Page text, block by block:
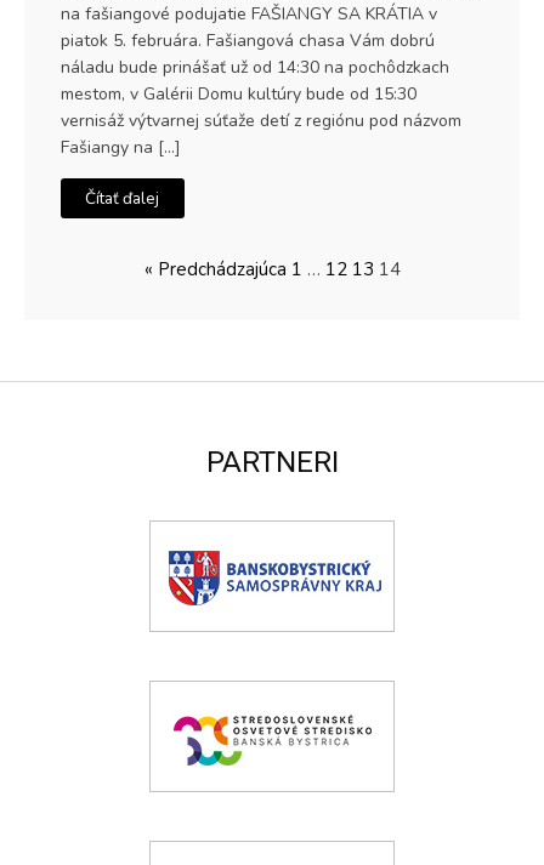
na fašiangové podujatie FAŠIANGY SA KRÁTIA v
piatok 5. februára. Fašiangová chasa Vám dobrú
náladu bude prinášať už od 14:30 na pochôdzkach
mestom, v Galérii Domu kultúry bude od 15:30
vernisáž výtvarnej súťaže detí z regiónu pod názvom
Fašiangy na […]
Čítať ďalej
« Predchádzajúca 1 … 12 13 14
PARTNERI